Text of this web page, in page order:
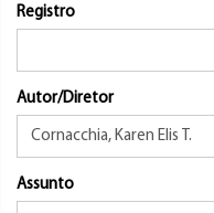
Registro
Autor/Diretor
Assunto